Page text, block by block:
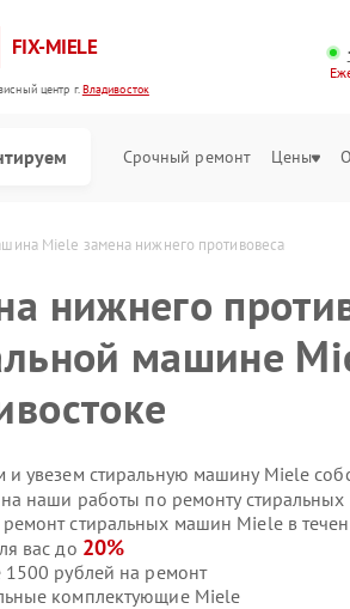
FIX-MIELE
центр г.Владивосток
Срочный ремонт Цены
Miele замена нижнего противовеса
нижнего
машине
и увезем стиральную машину Miele
на наши работы по ремонту
стиральных машин Miele в
вас до 20%
1500 рублей на ремонт
комплектующие Miele